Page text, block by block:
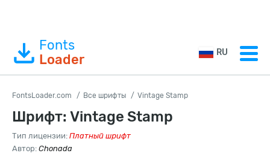
Fonts
Loader
RU
FontsLoader.com Все шрифты Vintage Stamp
Шрифт: Vintage Stamp
Тип лицензии: Платный шрифт
Автор: Chonada